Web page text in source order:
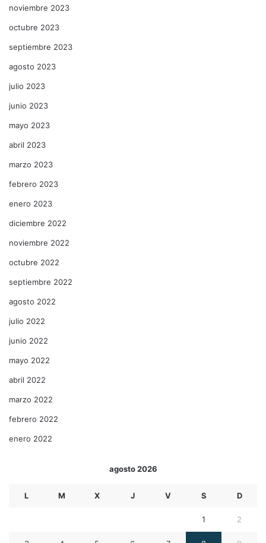
noviembre 2023
octubre 2023
septiembre 2023
agosto 2023
julio 2023
junio 2023
mayo 2023
abril 2023
marzo 2023
febrero 2023
enero 2023
diciembre 2022
noviembre 2022
octubre 2022
septiembre 2022
agosto 2022
julio 2022
junio 2022
mayo 2022
abril 2022
marzo 2022
febrero 2022
enero 2022
agosto 2026
L M X J V S D
1 2